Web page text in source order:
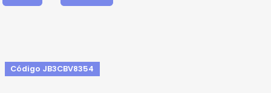
Código JB3CBV8354